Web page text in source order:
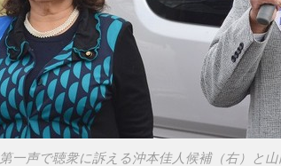
第一声で聴衆に訴える沖本佳人候補（右）と